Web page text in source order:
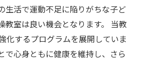
生活で運動不足に陥りがちな子ど
教室は良い機会となります。 当教
化するプログラムを展開していま
で心身ともに健康を維持し、さら